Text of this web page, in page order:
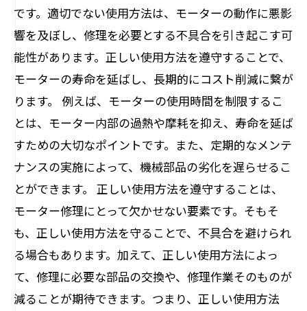
です。適切でない使用方法は、モーターの動作に悪影
響を及ぼし、修理を必要とする不具合を引き起こす可
能性があります。正しい使用方法を遵守することで、
モーターの寿命を延ばし、長期的にコスト削減に繋が
ります。 例えば、モーターの使用時間を制限するこ
とは、モーター内部の過熱や摩耗を抑え、寿命を延ば
すための大切なポイントです。また、定期的なメンテ
ナンスの実施によって、機械部品の劣化を遅らせるこ
とができます。 正しい使用方法を遵守することは、
モーター修理にとって欠かせない要素です。そもそ
も、正しい使用方法を守ることで、不具合を避けられ
る場合もあります。加えて、正しい使用方法によっ
て、修理に必要な部品の交換や、修理作業そのものが
減ることが期待できます。つまり、正しい使用方法